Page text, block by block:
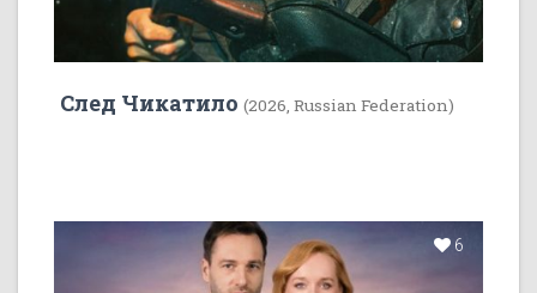
След Чикатило (2026, Russian Federation)
6